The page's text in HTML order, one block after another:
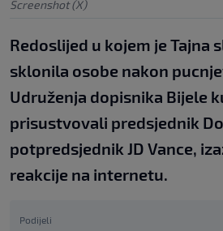
Screenshot (X)
Redoslijed u kojem je Tajna
sklonila osobe nakon
Udruženja dopisnika Bijele
prisustvovali predsjednik
potpredsjednik JD Vance,
reakcije na internetu.
Podijeli